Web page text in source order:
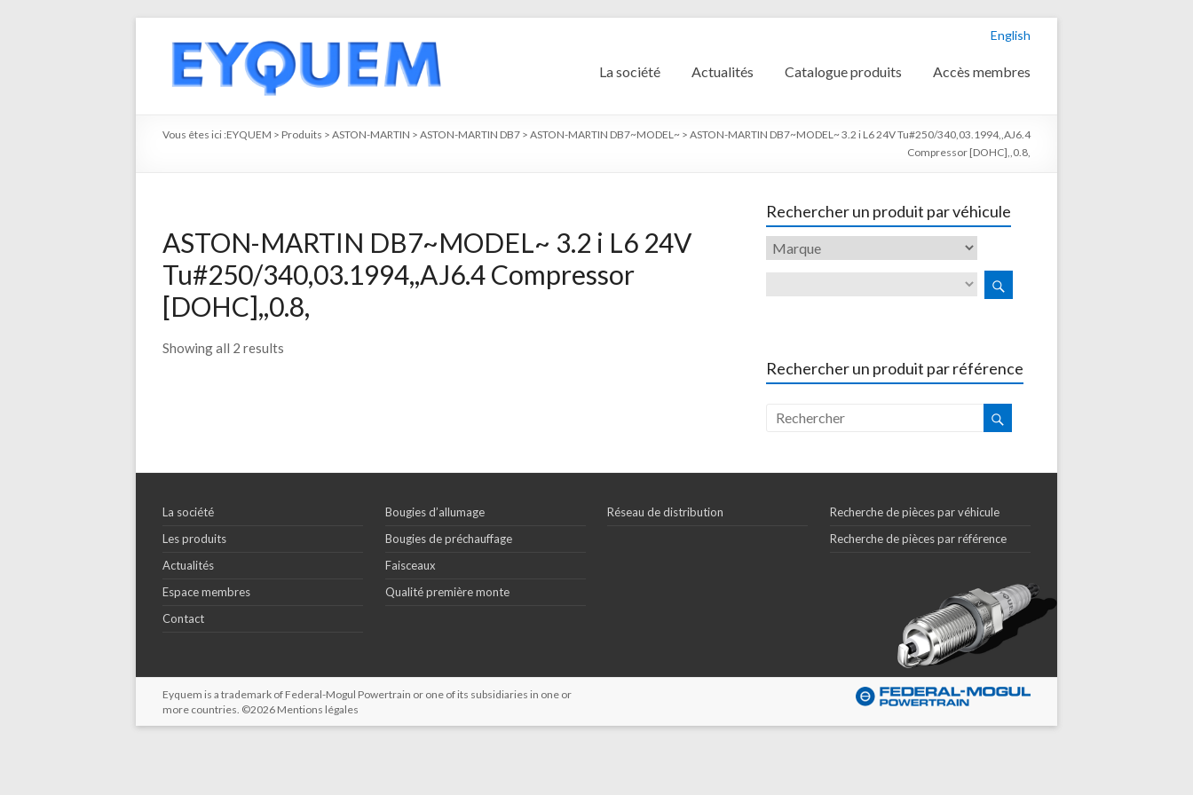
English
La société Actualités Catalogue produits Accès membres
Vous êtes ici :EYQUEM > Produits > ASTON-MARTIN > ASTON-MARTIN DB7 > ASTON-MARTIN DB7~MODEL~ > ASTON-MARTIN DB7~MODEL~ 3.2 i L6 24V Tu#250/340,03.1994,,AJ6.4
Compressor [DOHC],,0.8,
ASTON-MARTIN DB7~MODEL~ 3.2 i L6 24V
Tu#250/340,03.1994,,AJ6.4 Compressor
[DOHC],,0.8,
Showing all 2 results
Rechercher un produit par véhicule
Rechercher un produit par référence
La société
Les produits
Actualités
Espace membres
Contact
Bougies d’allumage
Bougies de préchauffage
Faisceaux
Qualité première monte
Réseau de distribution
Recherche de pièces par véhicule
Recherche de pièces par référence
Eyquem is a trademark of Federal-Mogul Powertrain or one of its subsidiaries in one or
more countries. ©2026 Mentions légales